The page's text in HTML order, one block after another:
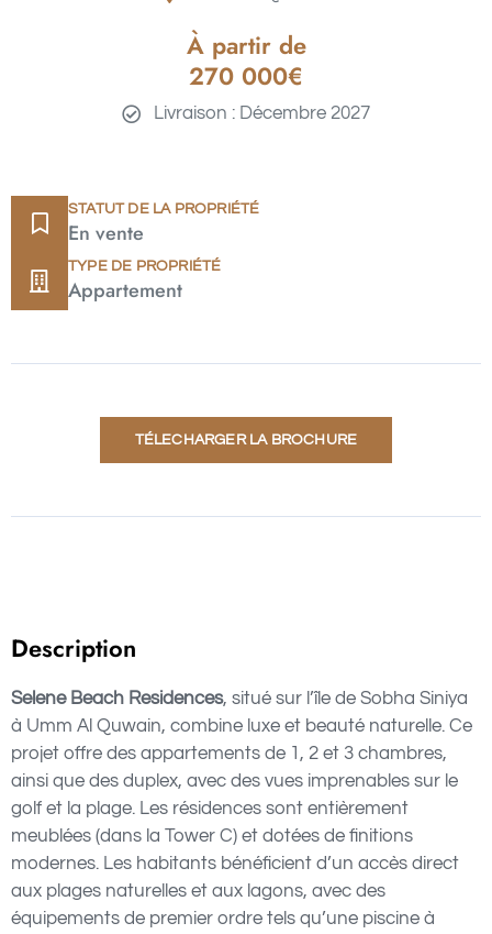
À partir de
270 000€
Livraison : Décembre 2027
STATUT DE LA PROPRIÉTÉ
En vente
TYPE DE PROPRIÉTÉ
Appartement
TÉLECHARGER LA BROCHURE
Description
Selene Beach Residences, situé sur l’île de Sobha Siniya
à Umm Al Quwain, combine luxe et beauté naturelle. Ce
projet offre des appartements de 1, 2 et 3 chambres,
ainsi que des duplex, avec des vues imprenables sur le
golf et la plage. Les résidences sont entièrement
meublées (dans la Tower C) et dotées de finitions
modernes. Les habitants bénéficient d’un accès direct
aux plages naturelles et aux lagons, avec des
équipements de premier ordre tels qu’une piscine à